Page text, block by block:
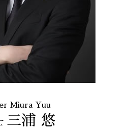
Miura Yuu
三浦 悠